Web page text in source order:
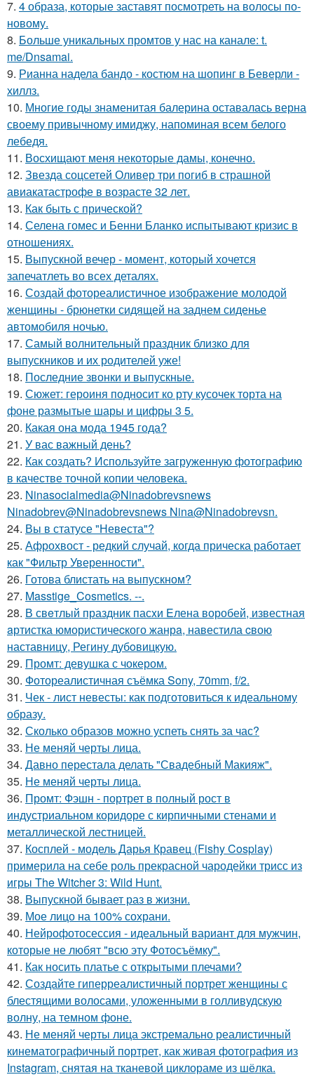
7. 4 образа, которые заставят посмотреть на волосы по-
новому.
8. Больше уникальных промтов у нас на канале: t.
me/Dnsamai.
9. Рианна надела бандо - костюм на шопинг в Беверли -
хиллз.
10. Многие годы знаменитая балерина оставалась верна
своему привычному имиджу, напоминая всем белого
лебедя.
11. Восхищают меня некоторые дамы, конечно.
12. Звезда соцсетей Оливер три погиб в страшной
авиакатастрофе в возрасте 32 лет.
13. Как быть с прической?
14. Селена гомес и Бенни Бланко испытывают кризис в
отношениях.
15. Выпускной вечер - момент, который хочется
запечатлеть во всех деталях.
16. Создай фотореалистичное изображение молодой
женщины - брюнетки сидящей на заднем сиденье
автомобиля ночью.
17. Самый волнительный праздник близко для
выпускников и их родителей уже!
18. Последние звонки и выпускные.
19. Сюжет: героиня подносит ко рту кусочек торта на
фоне размытые шары и цифры 3 5.
20. Какая она мода 1945 года?
21. У вас важный день?
22. Как создать? Используйте загруженную фотографию
в качестве точной копии человека.
23. Ninasocialmedia@Ninadobrevsnews
Ninadobrev@Ninadobrevsnews Nina@Ninadobrevsn.
24. Вы в статусе "Невеста"?
25. Афрохвост - редкий случай, когда прическа работает
как "Фильтр Уверенности".
26. Готова блистать на выпускном?
27. Masstige_Cosmetics. --.
28. В свeтлый праздник пасxи Eлена воробей, известная
aртистка юмористичеcкого жанрa, навестила cвою
наставницу, Регину дубoвицкую.
29. Промт: девушка с чокером.
30. Фотореалистичная съёмка Sony, 70mm, f/2.
31. Чек - лист невесты: как подготовиться к идеальному
образу.
32. Сколько образов можно успеть снять за час?
33. Не меняй черты лица.
34. Давно перестала делать "Свадебный Макияж".
35. Не меняй черты лица.
36. Промт: Фэшн - портрет в полный рост в
индустриальном коридоре с кирпичными стенами и
металлической лестницей.
37. Косплей - модель Дарья Кравец (Fishy Cosplay)
примерила на себе роль прекрасной чародейки трисс из
игры The Witcher 3: Wild Hunt.
38. Выпускной бывает раз в жизни.
39. Мое лицо на 100% сохрани.
40. Нейрофотосессия - идеальный вариант для мужчин,
которые не любят "всю эту Фотосъёмку".
41. Как носить платье с открытыми плечами?
42. Создайте гиперреалистичный портрет женщины с
блестящими волосами, уложенными в голливудскую
волну, на темном фоне.
43. Не меняй черты лица экстремально реалистичный
кинематографичный портрет, как живая фотография из
Instagram, снятая на тканевой циклораме из шёлка.